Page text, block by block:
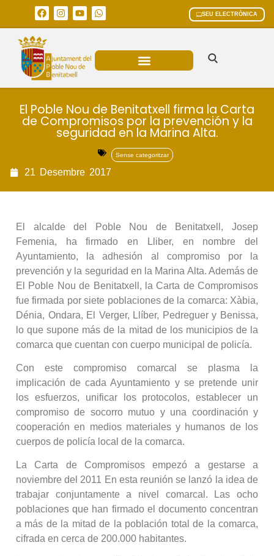
SEU ELECTRÒNICA
El Poble Nou de Benitatxell firma la Carta
de Compromisos por la prevención y la
seguridad en la Marina Alta.
Sense categoritzar
21 Desembre 2017
El alcalde del Poble Nou de Benitatxell, Josep
Femenia, ha firmado en Lliber, en nombre del
Ayuntamiento, la adhesión al compromiso por la
prevención y la seguridad en la Marina Alta. Además de
El Poble Nou de Benitatxell, la Carta de Compromisos
fue firmada por siete poblaciones de la comarca: Xàbia,
Dénia, Ondara, El Verger, Llíber, Pedreguer y Benissa,
lo que supone más de la mitad de los municipios de la
comarca que cuentan con cuerpo municipal de policía.
Con este compromiso comarcal se plasma la
implicación de cada Ayuntamiento y se pretende unir
los esfuerzos, unificar los protocolos, establecer un
compromiso de socorro mutuo y una coordinación y
cooperación en medios materiales y humanos de los
cuerpos de policía local de la comarca.
La Carta de Compromisos empezó a gestarse a
noviembre del 2011 En esta reunión se lanzó la idea de
trabajar conjuntamente a nivel comarcal. Las ocho
poblaciones que han firmado el documento concentran
a más de la mitad de la población total de la comarca,
cifrada en cerca de 200.000 habitantes.